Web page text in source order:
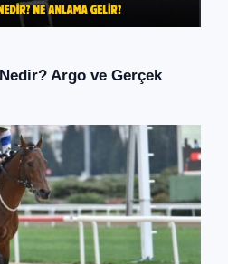
Argo ve Gerçek